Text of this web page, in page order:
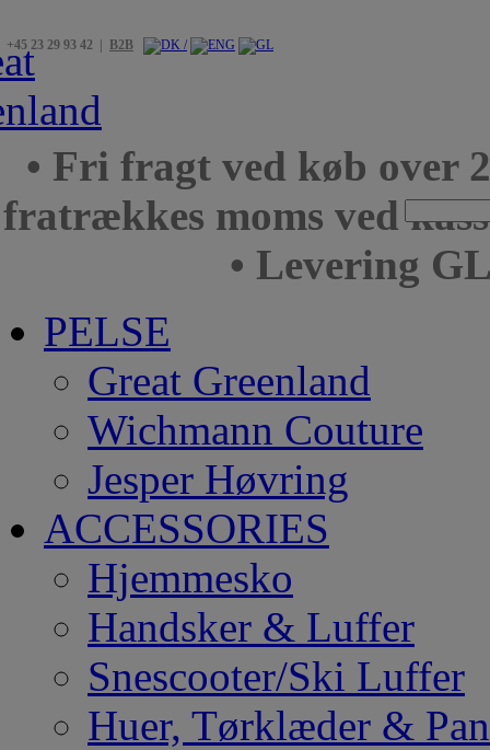
+45 23 29 93 42 | B2B
• Fri fragt ved køb over
fratrækkes moms ved
• Levering
PELSE
Great Greenland
Wichmann Couture
Jesper Høvring
ACCESSORIES
Hjemmesko
Handsker & Luffer
Snescooter/Ski Luffer
Huer, Tørklæder &